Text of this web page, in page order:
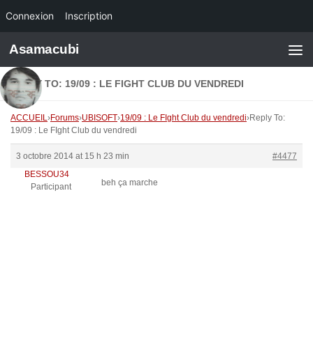
Connexion Inscription
Skip to content
Asamacubi
REPLY TO: 19/09 : LE FIGHT CLUB DU VENDREDI
ACCUEIL›Forums›UBISOFT›19/09 : Le FIght Club du vendredi›Reply To:
19/09 : Le FIght Club du vendredi
3 octobre 2014 at 15 h 23 min
#4477
BESSOU34
Participant
beh ça marche